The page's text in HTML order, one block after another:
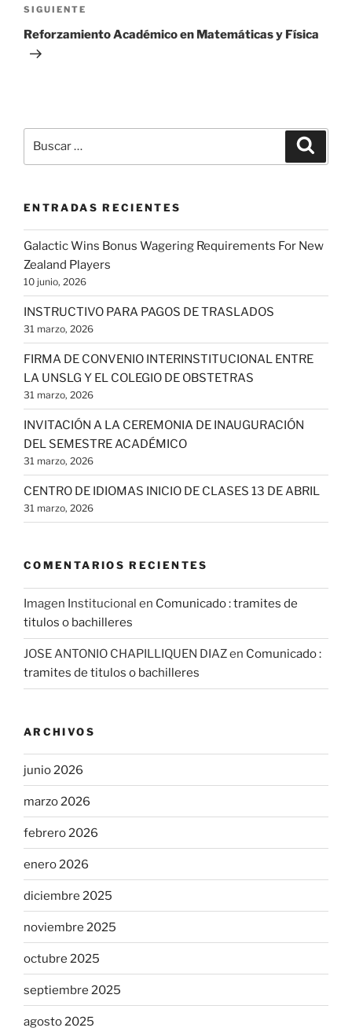
Siguiente
entrada
SIGUIENTE
Reforzamiento Académico en Matemáticas y Física
por:
ENTRADAS RECIENTES
Galactic Wins Bonus Wagering Requirements For New
Zealand Players
10 junio, 2026
INSTRUCTIVO PARA PAGOS DE TRASLADOS
31 marzo, 2026
FIRMA DE CONVENIO INTERINSTITUCIONAL ENTRE
LA UNSLG Y EL COLEGIO DE OBSTETRAS
31 marzo, 2026
INVITACIÓN A LA CEREMONIA DE INAUGURACIÓN
DEL SEMESTRE ACADÉMICO
31 marzo, 2026
CENTRO DE IDIOMAS INICIO DE CLASES 13 DE ABRIL
31 marzo, 2026
COMENTARIOS RECIENTES
Imagen Institucional en Comunicado : tramites de
titulos o bachilleres
JOSE ANTONIO CHAPILLIQUEN DIAZen Comunicado :
tramites de titulos o bachilleres
ARCHIVOS
junio 2026
marzo 2026
febrero 2026
enero 2026
diciembre 2025
noviembre 2025
octubre 2025
septiembre 2025
agosto 2025